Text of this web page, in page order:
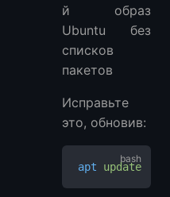
й образ
Ubuntu без
списков
пакетов
Исправьте
это, обновив:
apt update